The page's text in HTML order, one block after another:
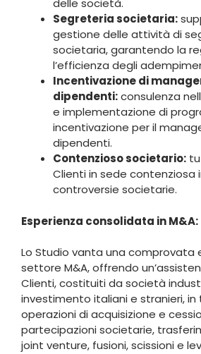
delle società.
Segreteria societaria:
gestione delle attività di
societaria, garantendo la
l’efficienza degli
Incentivazione di
dipendenti:consulenza
e implementazione di
incentivazione per il
dipendenti.
Contenzioso societario:
Clienti in sede contenziosa
controversie societarie.
Esperienza consolidata in M&A:
Lo Studio vanta una comprovata
settore M&A, offrendo
Clienti, costituiti da società
investimento italiani e stranieri,
operazioni di acquisizione e
partecipazioni societarie,
joint venture, fusioni, scissioni e